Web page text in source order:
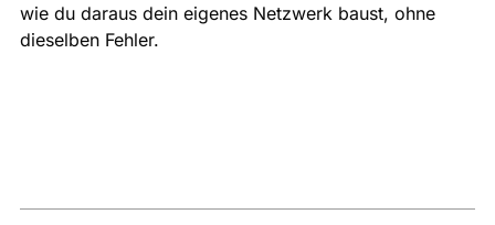
wie du daraus dein eigenes Netzwerk baust, ohne
dieselben Fehler.